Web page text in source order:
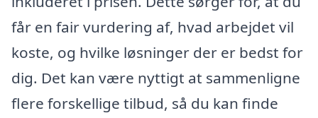
får en fair vurdering af, hvad arbejdet vil
koste, og hvilke løsninger der er bedst for
dig. Det kan være nyttigt at sammenligne
flere forskellige tilbud, så du kan finde